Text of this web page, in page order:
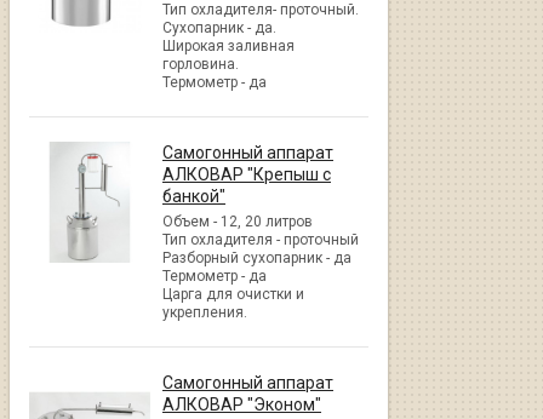
Тип охладителя- проточный.
Сухопарник - да.
Широкая заливная
горловина.
Термометр - да
Самогонный аппарат
АЛКОВАР "Крепыш с
банкой"
Объем - 12, 20 литров
Тип охладителя - проточный
Разборный сухопарник - да
Термометр - да
Царга для очистки и
укрепления.
Самогонный аппарат
АЛКОВАР "Эконом"